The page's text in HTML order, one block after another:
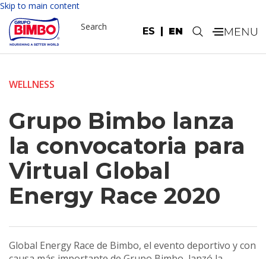
Skip to main content
ES EN
Search .
WELLNESS
Grupo Bimbo lanza
la convocatoria para
Virtual Global
Energy Race 2020
Global Energy Race de Bimbo, el evento deportivo y con